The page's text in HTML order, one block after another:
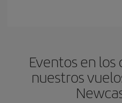
Eventos en los
nuestros